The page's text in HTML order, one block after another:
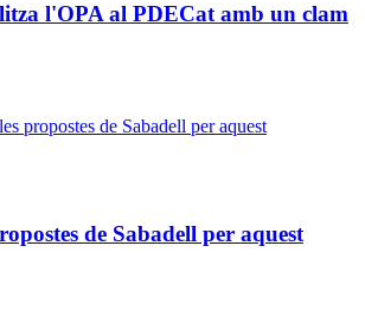
l'OPA al PDECat amb un clam
de Sabadell per aquest